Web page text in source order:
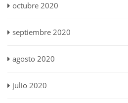
octubre 2020
septiembre 2020
agosto 2020
julio 2020